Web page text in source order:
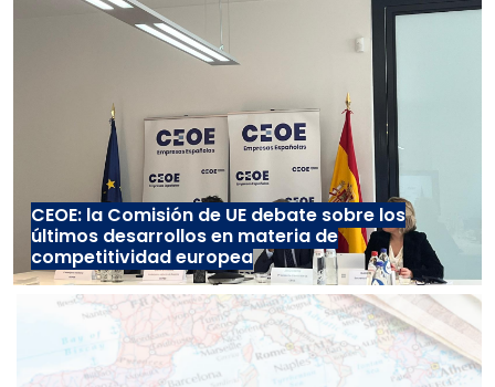
CEOE: la Comisión de UE debate sobre los
últimos desarrollos en materia de
competitividad europea